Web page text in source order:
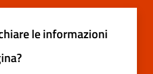
le informazioni